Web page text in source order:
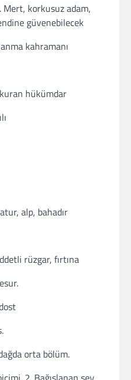
korkusuz adam,
güvenebilecek
kahramanı
hükümdar
alp, bahadır
rüzgar, fırtına
orta bölüm.